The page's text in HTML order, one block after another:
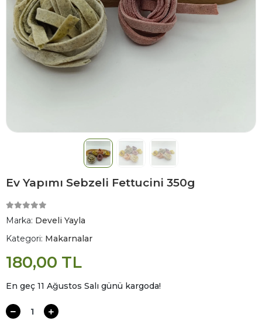
Ev Yapımı Sebzeli Fettucini 350g
Marka: Develi Yayla
Kategori: Makarnalar
180,00 TL
En geç 11 Ağustos Salı günü kargoda!